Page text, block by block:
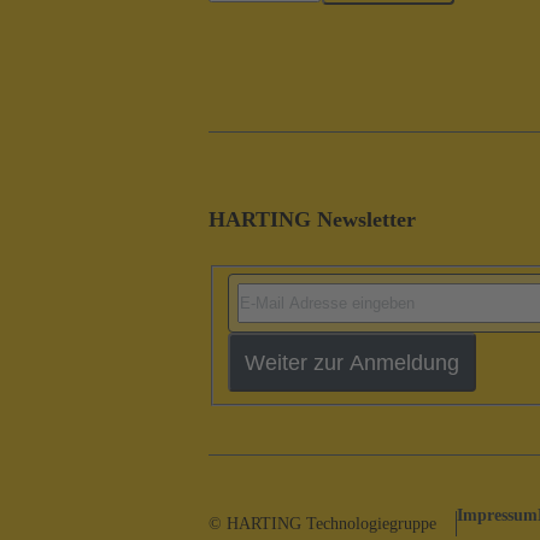
HARTING Newsletter
Weiter zur Anmeldung
© HARTING Technologiegruppe Impressum